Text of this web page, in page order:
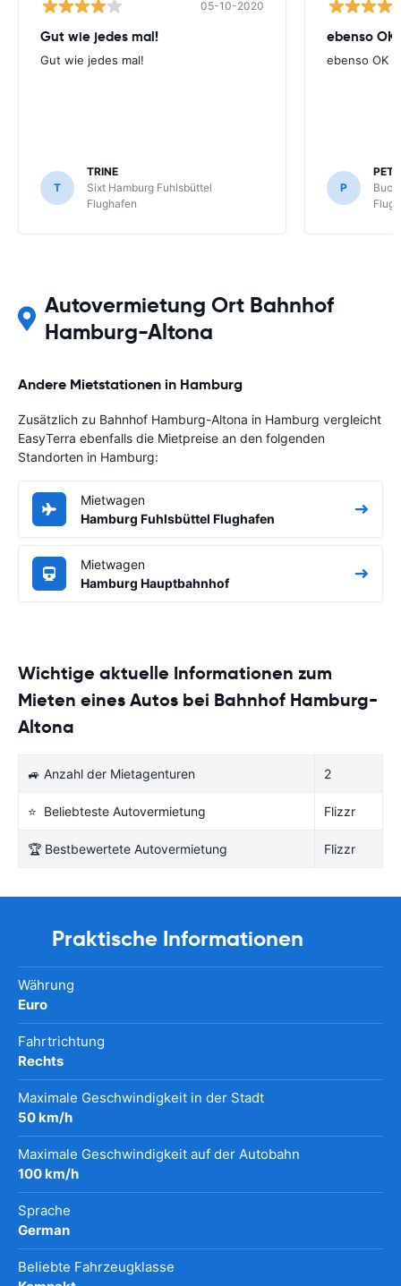
05-10-2020
Gut wie jedes mal!
Gut wie jedes mal!
T
TRINE
Sixt Hamburg Fuhlsbüttel
Flughafen
ebenso OK
ebenso OK
P
Autovermietung Ort Bahnhof
Hamburg-Altona
Andere Mietstationen in Hamburg
Zusätzlich zu Bahnhof Hamburg-Altona in Hamburg vergleicht
EasyTerra ebenfalls die Mietpreise an den folgenden
Standorten in Hamburg:
Mietwagen
Hamburg Fuhlsbüttel Flughafen
Mietwagen
Hamburg Hauptbahnhof
Wichtige aktuelle Informationen zum
Mieten eines Autos bei Bahnhof Hamburg-
Altona
🚙 Anzahl der Mietagenturen 2
⭐ Beliebteste Autovermietung Flizzr
🏆 Bestbewertete Autovermietung Flizzr
Praktische Informationen
Währung
Euro
Fahrtrichtung
Rechts
Maximale Geschwindigkeit in der Stadt
50 km/h
Maximale Geschwindigkeit auf der Autobahn
100 km/h
Sprache
German
Beliebte Fahrzeugklasse